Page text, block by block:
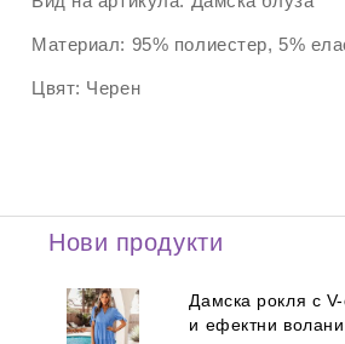
Материал: 95% полиестер, 5%
Цвят: Черен
Нови продукти
Дамска рокля с
и ефектни волани